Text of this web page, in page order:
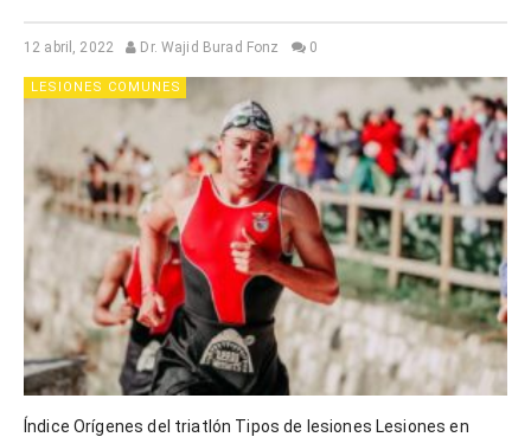
12 abril, 2022 Dr. Wajid Burad Fonz 0
LESIONES COMUNES
Índice Orígenes del triatlón Tipos de lesiones Lesiones en